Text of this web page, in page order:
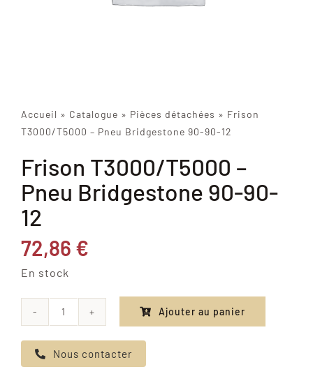
Accueil » Catalogue » Pièces détachées » Frison
T3000/T5000 – Pneu Bridgestone 90-90-12
Frison T3000/T5000 –
Pneu Bridgestone 90-90-
12
72,86 €
En stock
de
Frison
Ajouter au panier
Nous contacter